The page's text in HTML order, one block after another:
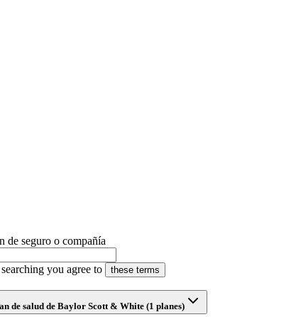
de seguro o compañía
you agree to these terms
de salud de Baylor Scott & White (1 planes)